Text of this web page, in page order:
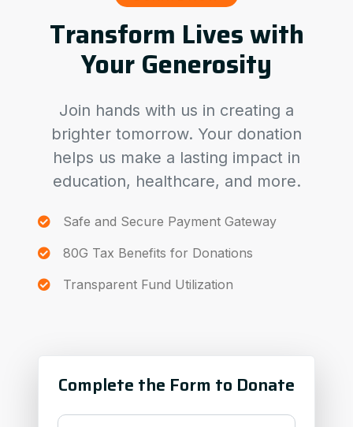
Transform Lives with
Your Generosity
Join hands with us in creating a
brighter tomorrow. Your donation
helps us make a lasting impact in
education, healthcare, and more.
Safe and Secure Payment Gateway
80G Tax Benefits for Donations
Transparent Fund Utilization
Complete the Form to Donate